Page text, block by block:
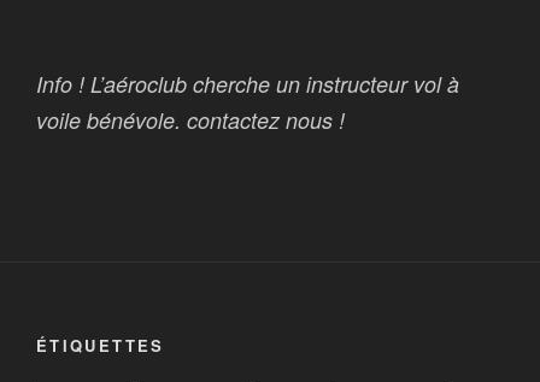
Info ! L’aéroclub cherche un instructeur vol à
voile bénévole. contactez nous !
ÉTIQUETTES